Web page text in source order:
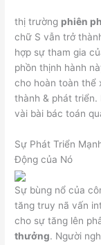
thị trường phiên
chữ S vẫn trở
hợp sự tham gia
phồn thịnh hành
cho hoàn toàn thể
thành & phát
vài bài bác toán
Sự Phát Triển
Động của Nó
Sự bùng nổ của
tăng truy nã vấn
cho sự tăng lên
thưởng. Người